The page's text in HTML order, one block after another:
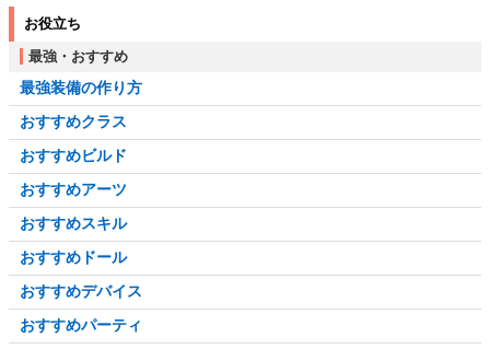
お役立ち
最強・おすすめ
最強装備の作り方
おすすめクラス
おすすめビルド
おすすめアーツ
おすすめスキル
おすすめドール
おすすめデバイス
おすすめパーティ